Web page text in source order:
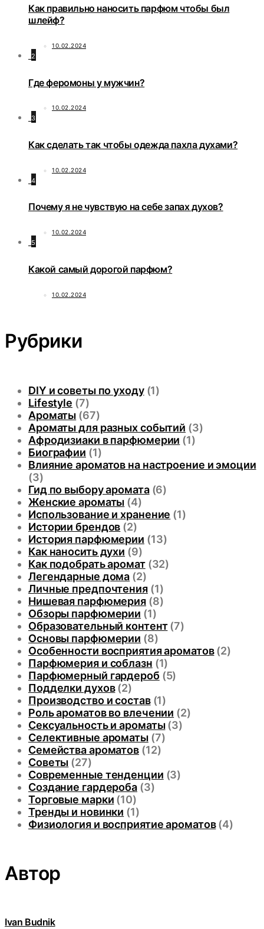
Как правильно наносить парфюм чтобы был
шлейф?
10.02.2024
2
Где феромоны у мужчин?
10.02.2024
3
Как сделать так чтобы одежда пахла духами?
10.02.2024
4
Почему я не чувствую на себе запах духов?
10.02.2024
5
Какой самый дорогой парфюм?
10.02.2024
Рубрики
DIY и советы по уходу(1)
Lifestyle (7)
Ароматы (67)
Ароматы для разных событий (3)
Афродизиаки в парфюмерии (1)
Биографии (1)
Влияние ароматов на настроение и эмоции
(3)
Гид по выбору аромата(6)
Женские ароматы (4)
Использование и хранение (1)
Истории брендов (2)
История парфюмерии (13)
Как наносить духи (9)
Как подобрать аромат(32)
Легендарные дома (2)
Личные предпочтения(1)
Нишевая парфюмерия(8)
Обзоры парфюмерии (1)
Образовательный контент(7)
Основы парфюмерии (8)
Особенности восприятия ароматов(2)
Парфюмерия и соблазн (1)
Парфюмерный гардероб (5)
Подделки духов(2)
Производство и состав(1)
Роль ароматов во влечении (2)
Сексуальность и ароматы(3)
Селективные ароматы(7)
Семейства ароматов(12)
Советы (27)
Современные тенденции (3)
Создание гардероба(3)
Торговые марки (10)
Тренды и новинки (1)
Физиология и восприятие ароматов(4)
Автор
Ivan Budnik